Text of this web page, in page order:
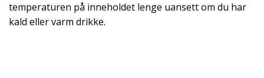
temperaturen på inneholdet lenge uansett om du har
kald eller varm drikke.